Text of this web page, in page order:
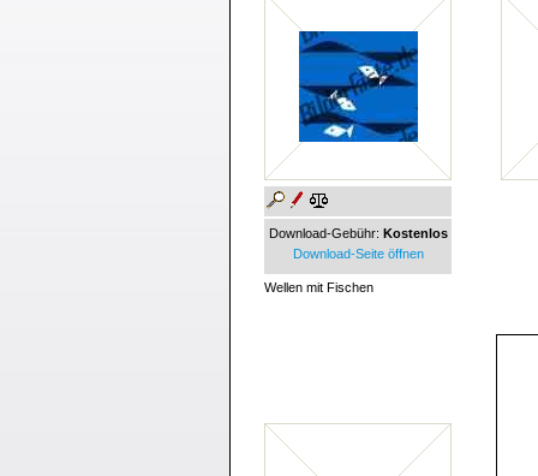
Download-Gebühr: Kostenlos
Download-Seite öffnen
Wellen mit Fischen